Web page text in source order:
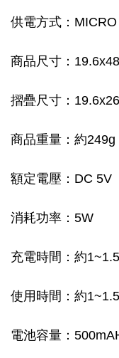
供電方式：
商品尺寸：
摺疊尺寸：
商品重量：約249g
額定電壓：DC 5V
消耗功率：5W
充電時間：約
使用時間：約
電池容量：